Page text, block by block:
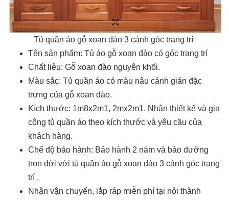
Tủ quần áo gỗ xoan đào 3 cánh góc trang trí
Tên sản phẩm: Tủ áo gỗ xoan đào có góc trang trí
Chất liệu: Gỗ xoan đào nguyên khối.
Màu sắc: Tủ quần áo có màu nâu cánh gián đặc
trưng của gỗ xoan đào.
Kích thước: 1m8x2m1, 2mx2m1. Nhận thiết kế và gia
công tủ quần áo theo kích thước và yêu cầu của
khách hàng.
Chế độ bảo hành: Bảo hành 2 năm và bảo dưỡng
trọn đời với tủ quần áo gỗ xoan đào 3 cánh góc trang
trí .
Nhận vận chuyển, lắp ráp miễn phí tại nội thành